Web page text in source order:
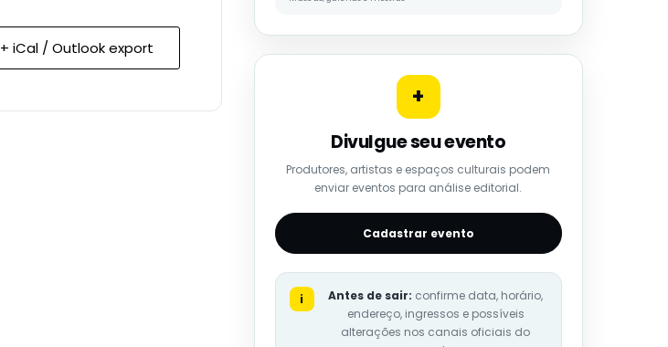
+ iCal / Outlook export
+
Divulgue seu evento
Produtores, artistas e espaços culturais podem
enviar eventos para análise editorial.
Cadastrar evento
i Antes de sair: confirme data, horário,
endereço, ingressos e possíveis
alterações nos canais oficiais do